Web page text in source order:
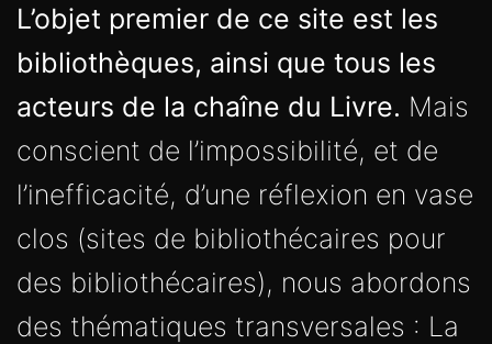
L’objet premier de ce site est les
bibliothèques, ainsi que tous les
acteurs de la chaîne du Livre. Mais
conscient de l’impossibilité, et de
l’inefficacité, d’une réflexion en vase
clos (sites de bibliothécaires pour
des bibliothécaires), nous abordons
des thématiques transversales : La